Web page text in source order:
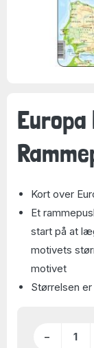
Kort over
Et
start på at
motivets
motivet
Størrelsen
−